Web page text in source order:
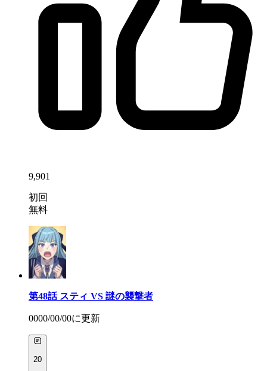
9,901
初回
無料
第48話 スティ VS 謎の襲撃者
0000/00/00に更新
20